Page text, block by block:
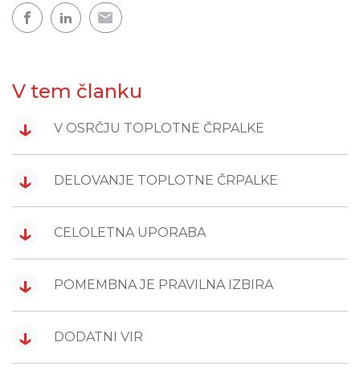
V tem članku
↓ V OSRČJU TOPLOTNE ČRPALKE
↓ DELOVANJE TOPLOTNE ČRPALKE
↓ CELOLETNA UPORABA
↓ POMEMBNA JE PRAVILNA IZBIRA
↓ DODATNI VIR